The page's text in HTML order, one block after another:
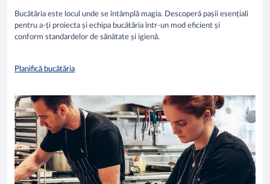
Bucătăria este locul unde se întâmplă magia. Descoperă pașii esențiali
pentru a-ți proiecta și echipa bucătăria într-un mod eficient și
conform standardelor de sănătate și igienă.
Planifică bucătăria